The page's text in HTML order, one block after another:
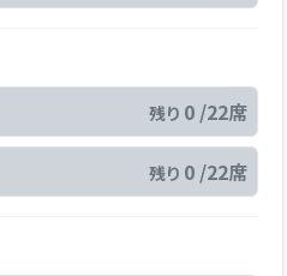
残り0 /22席
残り0 /22席